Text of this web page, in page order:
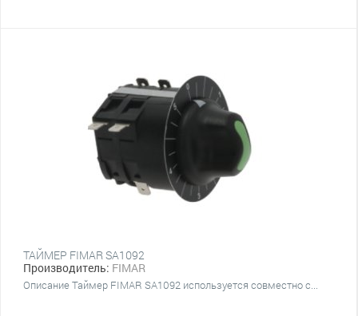
ТАЙМЕР FIMAR SA1092
Производитель: FIMAR
Описание Таймер FIMAR SA1092 используется совместно с...